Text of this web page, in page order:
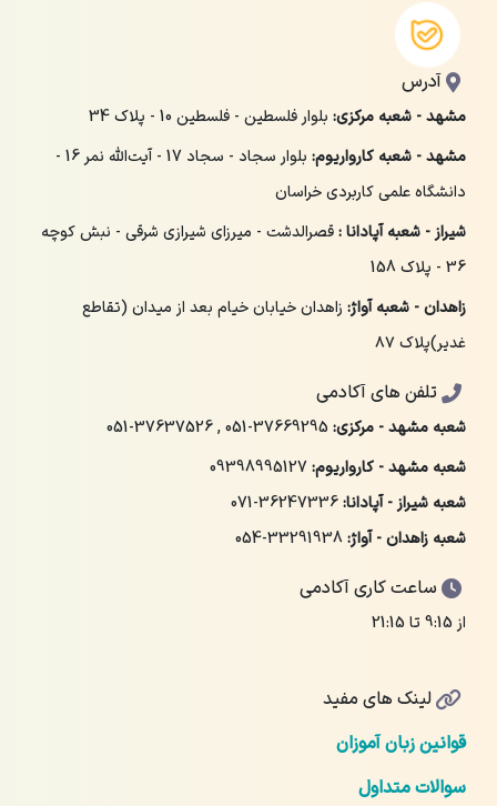
آدرس
مشهد - شعبه مرکزی: بلوار فلسطین - فلسطین 10 - پلاک 34
مشهد - شعبه کارواریوم:
بلوار سجاد - سجاد 17 - آیت‌الله نمر 16 -
دانشگاه علمی کاربردی خراسان
شیراز - شعبه آپادانا :قصرالدشت - میرزای شیرازی شرقی - نبش کوچه
36 - پلاک 158
زاهدان - شعبه آواژ: زاهدان خیابان خیام بعد از میدان (تقاطع
غدیر)پلاک ۸۷
تلفن های آکادمی
شعبه مشهد - مرکزی: 051-37669295
,
051-37637526
شعبه مشهد - کارواریوم:09398995127
شعبه شیراز - آپادانا:071-36247336
شعبه زاهدان - آواژ:054-33291938
ساعت کاری آکادمی
از 9:15 تا 21:15
لینک های مفید
قوانین زبان آموزان
سوالات متداول